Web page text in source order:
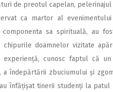
de preotul capelan,
ca martor al
componenta sa spirituală, au
doamnelor vizitate
cunosc faptul că
îndepărtării zbuciumului și
înfățișat tinerii studenți la